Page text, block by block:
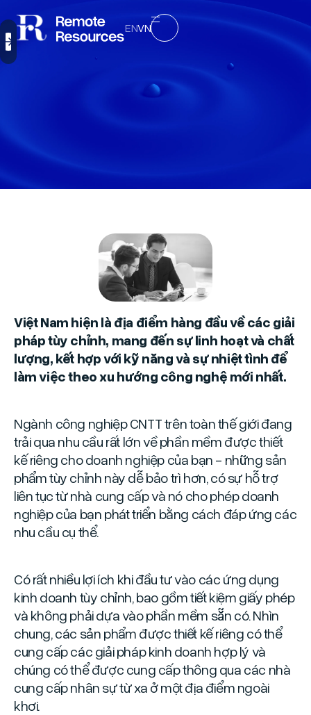
ENVN
Việt Nam hiện là địa điểm hàng đầu về các giải
pháp tùy chỉnh, mang đến sự linh hoạt và chất
lượng, kết hợp với kỹ năng và sự nhiệt tình để
làm việc theo xu hướng công nghệ mới nhất.
Ngành công nghiệp CNTT trên toàn thế giới đang
trải qua nhu cầu rất lớn về phần mềm được thiết
kế riêng cho doanh nghiệp của bạn - những sản
phẩm tùy chỉnh này dễ bảo trì hơn, có sự hỗ trợ
liên tục từ nhà cung cấp và nó cho phép doanh
nghiệp của bạn phát triển bằng cách đáp ứng các
nhu cầu cụ thể.
Có rất nhiều lợi ích khi đầu tư vào các ứng dụng
kinh doanh tùy chỉnh, bao gồm tiết kiệm giấy phép
và không phải dựa vào phần mềm sẵn có. Nhìn
chung, các sản phẩm được thiết kế riêng có thể
cung cấp các giải pháp kinh doanh hợp lý và
chúng có thể được cung cấp thông qua các nhà
cung cấp nhân sự từ xa ở một địa điểm ngoài
khơi.